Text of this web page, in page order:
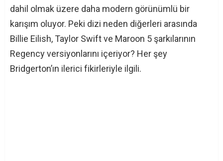
dahil olmak üzere daha modern görünümlü bir
karışım oluyor. Peki dizi neden diğerleri arasında
Billie Eilish, Taylor Swift ve Maroon 5 şarkılarının
Regency versiyonlarını içeriyor? Her şey
Bridgerton’ın ilerici fikirleriyle ilgili.